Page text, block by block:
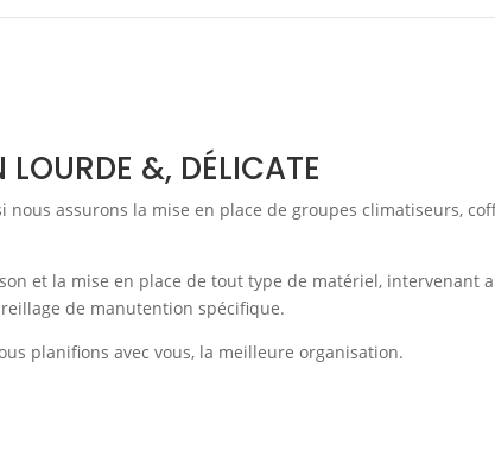
&, DÉLICATE
assurons la mise en place de groupes climatiseurs,
et la mise en place de tout type de matériel, intervenant
de manutention spécifique.
planifions avec vous, la meilleure organisation.